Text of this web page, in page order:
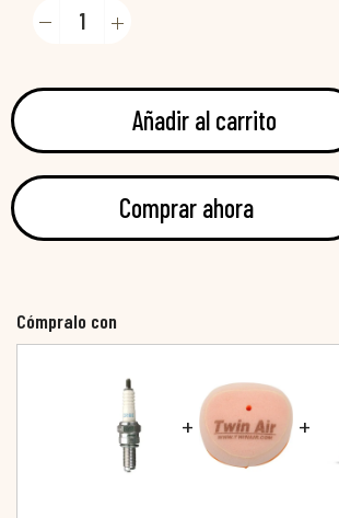
Añadir al carrito
Comprar ahora
Cómpralo con
+ +